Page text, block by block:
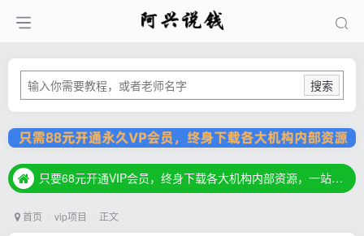
搜索
只要68元开通VIP会员，终身下载各大机构内部资源，一站式草根创业基地，最新最强网赚教程大全，小投入，大回报！
只要68元开通VIP会员，终身下载各大机构内部资源，一站式草根创业基地，最新最强网赚教程大全，小投入，大回报！
首页 vip项目 正文